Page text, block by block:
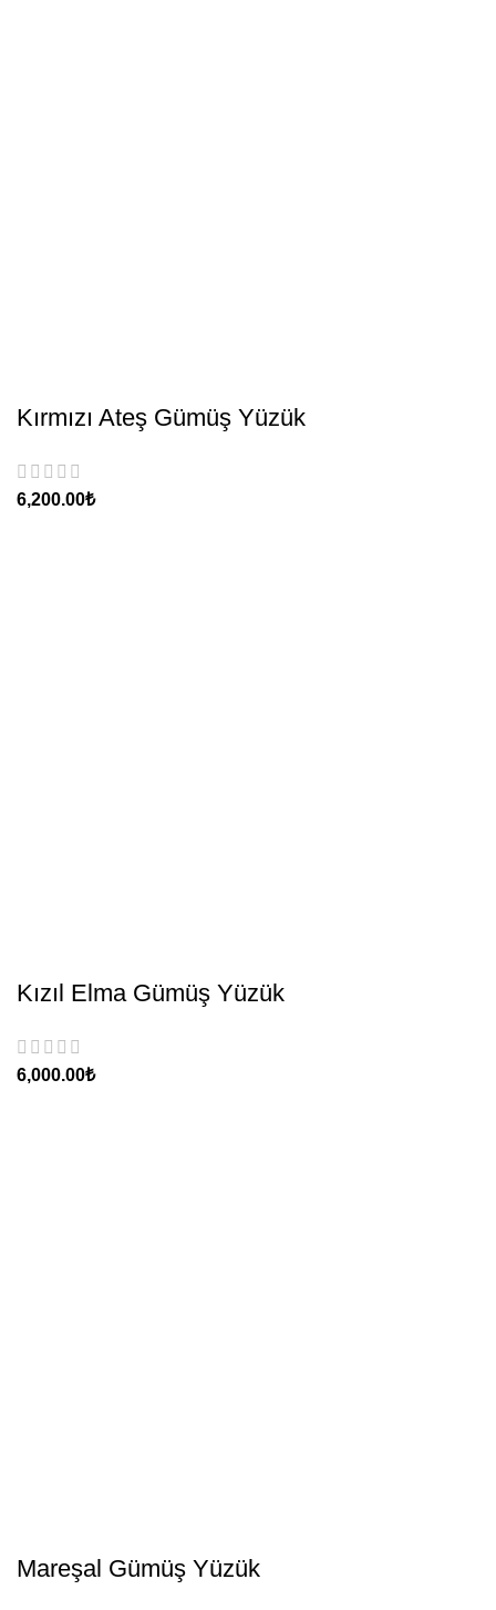
Kırmızı Ateş Gümüş Yüzük
₺
Kızıl Elma Gümüş Yüzük
₺
Mareşal Gümüş Yüzük